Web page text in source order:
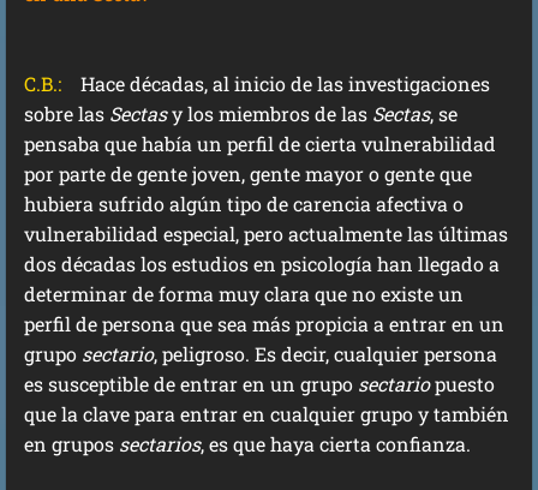
C.B.:
Hace décadas, al inicio de las investigaciones
sobre las Sectasy los miembros de las Sectas, se
pensaba que había un perfil de cierta vulnerabilidad
por parte de gente joven, gente mayor o gente que
hubiera sufrido algún tipo de carencia afectiva o
vulnerabilidad especial, pero actualmente las últimas
dos décadas los estudios en psicología han llegado a
determinar de forma muy clara que no existe un
perfil de persona que sea más propicia a entrar en un
grupo sectario, peligroso. Es decir, cualquier persona
es susceptible de entrar en un grupo sectariopuesto
que la clave para entrar en cualquier grupo y también
en grupos sectarios, es que haya cierta confianza.